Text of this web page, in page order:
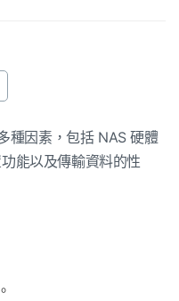
種因素，包括 NAS 硬體
能以及傳輸資料的性